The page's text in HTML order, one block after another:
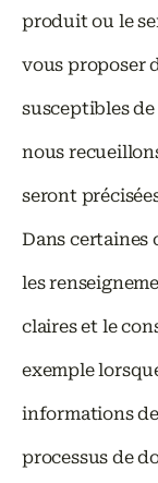
produit ou le
vous proposer
susceptibles
nous
seront
Dans certaines
les
claires et le
exemple
informations
processus de